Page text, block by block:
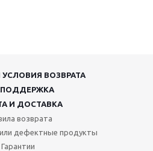
УСЛОВИЯ ВОЗВРАТА
И ДОСТАВКА
возврата
дефектные продукты
Гарантии